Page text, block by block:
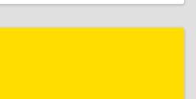
г, Буденновский пр-кт,